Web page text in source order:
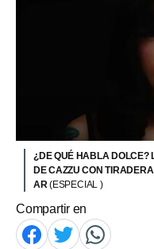
¿DE QUÉ HABLA DOLCE?
DE CAZZU CON
AR(ESPECIAL )
Compartir en